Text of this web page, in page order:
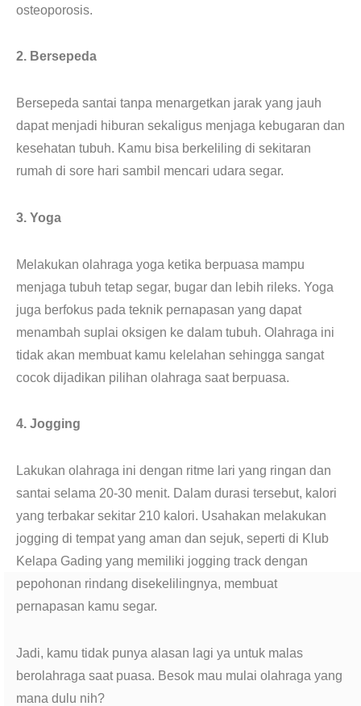
osteoporosis.
2. Bersepeda
Bersepeda santai tanpa menargetkan jarak yang jauh
dapat menjadi hiburan sekaligus menjaga kebugaran dan
kesehatan tubuh. Kamu bisa berkeliling di sekitaran
rumah di sore hari sambil mencari udara segar.
3. Yoga
Melakukan olahraga yoga ketika berpuasa mampu
menjaga tubuh tetap segar, bugar dan lebih rileks. Yoga
juga berfokus pada teknik pernapasan yang dapat
menambah suplai oksigen ke dalam tubuh. Olahraga ini
tidak akan membuat kamu kelelahan sehingga sangat
cocok dijadikan pilihan olahraga saat berpuasa.
4. Jogging
Lakukan olahraga ini dengan ritme lari yang ringan dan
santai selama 20-30 menit. Dalam durasi tersebut, kalori
yang terbakar sekitar 210 kalori. Usahakan melakukan
jogging di tempat yang aman dan sejuk, seperti di Klub
Kelapa Gading yang memiliki jogging track dengan
pepohonan rindang disekelilingnya, membuat
pernapasan kamu segar.
Jadi, kamu tidak punya alasan lagi ya untuk malas
berolahraga saat puasa. Besok mau mulai olahraga yang
mana dulu nih?